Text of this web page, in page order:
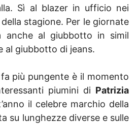
Sì al blazer in ufficio nei
stagione. Per le giornate
anche al giubbotto in simil
al giubbotto di jeans.
più pungente è il momento
piumini di Patrizia
il celebre marchio della
su lunghezze diverse e sulle